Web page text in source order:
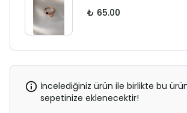
₺ 65.00
İncelediğiniz ürün ile birlikte bu
sepetinize eklenecektir!